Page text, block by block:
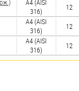
A4 (AISI
316)
12
A4 (AISI
316)
12
A4 (AISI
316)
12